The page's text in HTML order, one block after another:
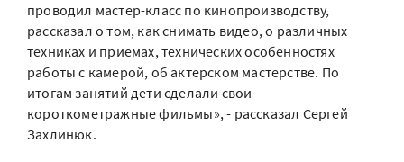
проводил мастер-класс по кинопроизводству,
рассказал о том, как снимать видео, о различных
техниках и приемах, технических особенностях
работы с камерой, об актерском мастерстве. По
итогам занятий дети сделали свои
короткометражные фильмы», - рассказал Сергей
Захлинюк.